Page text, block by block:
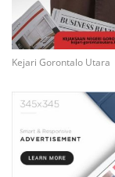
Kejari Gorontalo Utara